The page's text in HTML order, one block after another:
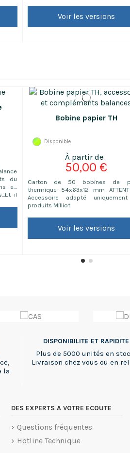
Voir les versions
du
en
il
le
Bobine papier TH
Disponible
50,00 €
Carton de 50 bobines de
thermique 54x63x12 mm ATTENTION :
Accessoire adapté
produits Milliot
Voir les versions
la
DISPONIBILITE ET RAPIDITE
Plus de 5000 unités en
Livraison chez vous ou en
DES EXPERTS A VOTRE ECOUTE
Questions fréquentes
Hotline Technique